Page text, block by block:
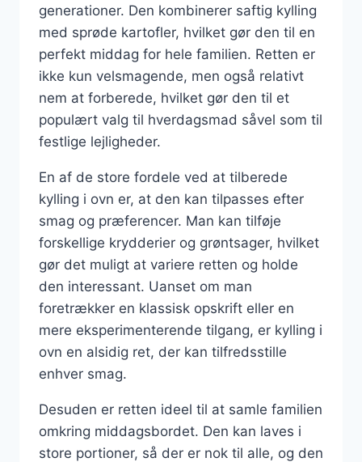
generationer. Den kombinerer saftig kylling
med sprøde kartofler, hvilket gør den til en
perfekt middag for hele familien. Retten er
ikke kun velsmagende, men også relativt
nem at forberede, hvilket gør den til et
populært valg til hverdagsmad såvel som til
festlige lejligheder.
En af de store fordele ved at tilberede
kylling i ovn er, at den kan tilpasses efter
smag og præferencer. Man kan tilføje
forskellige krydderier og grøntsager, hvilket
gør det muligt at variere retten og holde
den interessant. Uanset om man
foretrækker en klassisk opskrift eller en
mere eksperimenterende tilgang, er kylling i
ovn en alsidig ret, der kan tilfredsstille
enhver smag.
Desuden er retten ideel til at samle familien
omkring middagsbordet. Den kan laves i
store portioner, så der er nok til alle, og den